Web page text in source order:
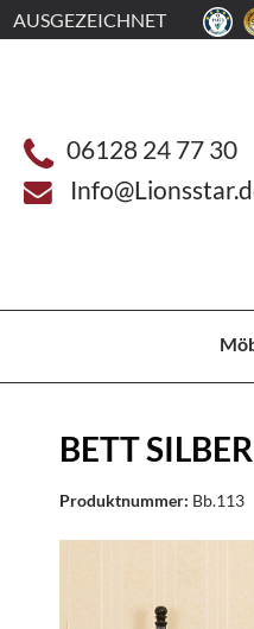
AUSGEZEICHNET
06128 24 77 30
BETT
Produktnummer: Bb.113